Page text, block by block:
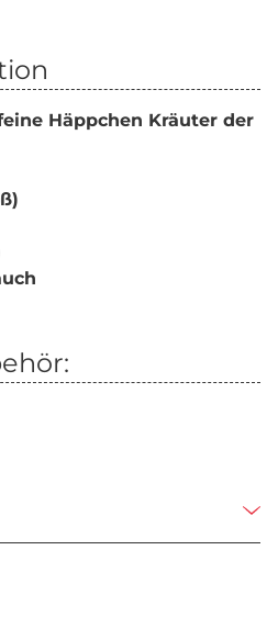
feine Häppchen Kräuter der